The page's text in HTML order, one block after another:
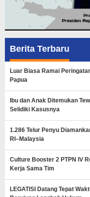
Berita Terbaru
Luar Biasa Ramai
Papua
Ibu dan Anak Ditemukan
Selidiki Kasusnya
1.286 Telur Penyu
RI–Malaysia
Culture Booster 2 PTPN IV
Kerja Sama Tim
LEGATISI Datang Tepat